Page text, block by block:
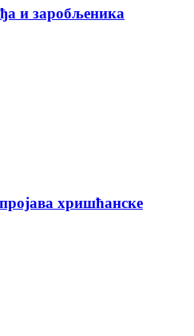
и заробљеника
хришћанске